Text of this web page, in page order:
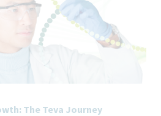
за заетост без значение от
цвят, религия, пол,
медицинското състояние,
полова идентичност, полова
произход или законно признат
закрила съгласно местното
The Teva Journey